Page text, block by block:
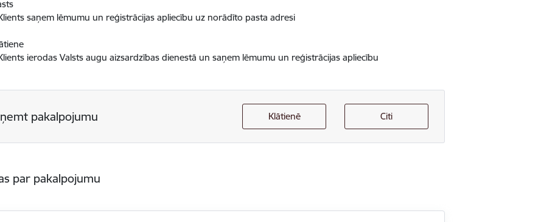
saņem lēmumu un reģistrācijas apliecību uz norādīto pasta adresi
ierodas Valsts augu aizsardzības dienestā un saņem lēmumu un reģistrācijas apliecību
pakalpojumu Klātienē Citi
par pakalpojumu